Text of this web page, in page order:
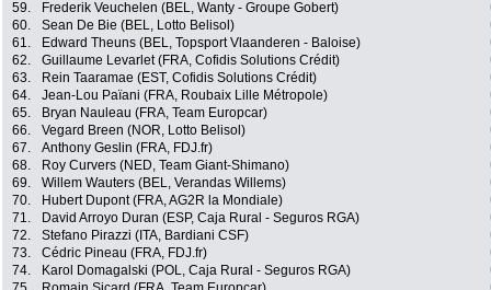
59.
Frederik Veuchelen (BEL, Wanty - Groupe Gobert)
60.
Sean De Bie (BEL, Lotto Belisol)
61.
Edward Theuns (BEL, Topsport Vlaanderen - Baloise)
62.
Guillaume Levarlet (FRA, Cofidis Solutions Crédit)
63.
Rein Taaramae (EST, Cofidis Solutions Crédit)
64.
Jean-Lou Païani (FRA, Roubaix Lille Métropole)
65.
Bryan Nauleau (FRA, Team Europcar)
66.
Vegard Breen (NOR, Lotto Belisol)
67.
Anthony Geslin (FRA, FDJ.fr)
68.
Roy Curvers (NED, Team Giant-Shimano)
69.
Willem Wauters (BEL, Verandas Willems)
70.
Hubert Dupont (FRA, AG2R la Mondiale)
71.
David Arroyo Duran (ESP, Caja Rural - Seguros RGA)
72.
Stefano Pirazzi (ITA, Bardiani CSF)
73.
Cédric Pineau (FRA, FDJ.fr)
74.
Karol Domagalski (POL, Caja Rural - Seguros RGA)